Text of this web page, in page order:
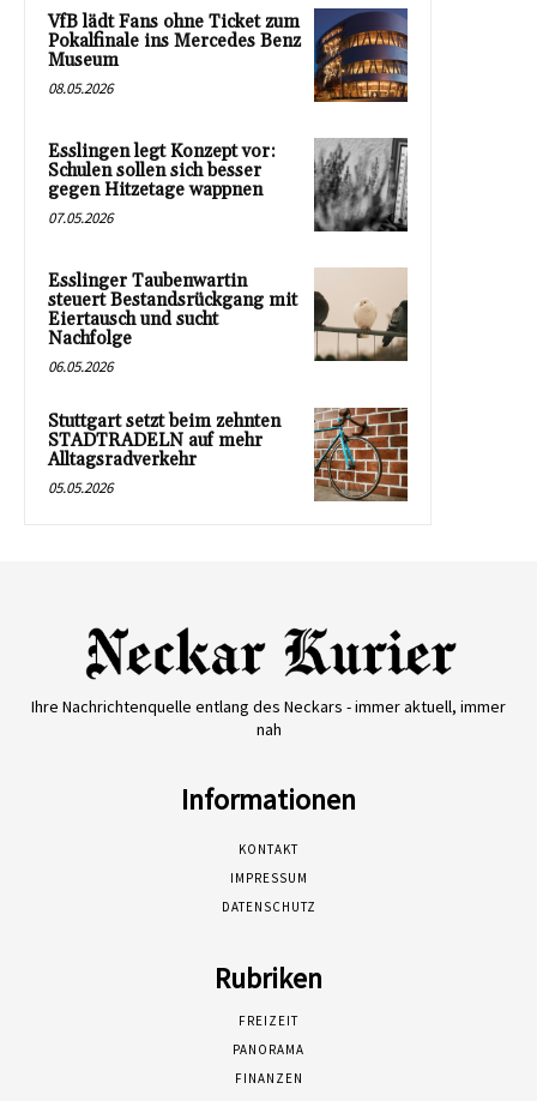
VfB lädt Fans ohne Ticket zum
Pokalfinale ins Mercedes Benz
Museum
08.05.2026
Esslingen legt Konzept vor:
Schulen sollen sich besser
gegen Hitzetage wappnen
07.05.2026
Esslinger Taubenwartin
steuert Bestandsrückgang mit
Eiertausch und sucht
Nachfolge
06.05.2026
Stuttgart setzt beim zehnten
STADTRADELN auf mehr
Alltagsradverkehr
05.05.2026
Ihre Nachrichtenquelle entlang des Neckars - immer aktuell, immer
nah
Informationen
KONTAKT
IMPRESSUM
DATENSCHUTZ
Rubriken
FREIZEIT
PANORAMA
FINANZEN